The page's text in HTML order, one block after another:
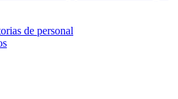
de personal